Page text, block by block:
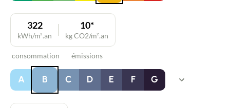
consommation
322
kWh/m².an
émissions
10*
kg CO2/m².an
A B C D E F G